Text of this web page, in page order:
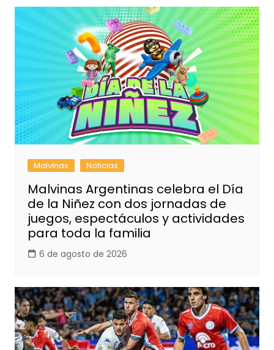
Malvinas Noticias
Malvinas Argentinas celebra el Día
de la Niñez con dos jornadas de
juegos, espectáculos y actividades
para toda la familia
6 de agosto de 2026